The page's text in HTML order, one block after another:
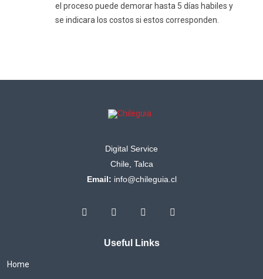
el proceso puede demorar hasta 5 días habiles y
se indicara los costos si estos corresponden.
Digital Service
Chile, Talca
Email: info@chileguia.cl
Useful Links
Home